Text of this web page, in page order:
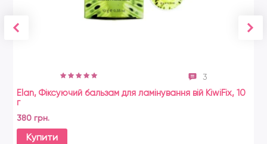
3
Elan, Фіксуючий бальзам для ламінування вій KiwiFix, 10
г
380 грн.
Купити